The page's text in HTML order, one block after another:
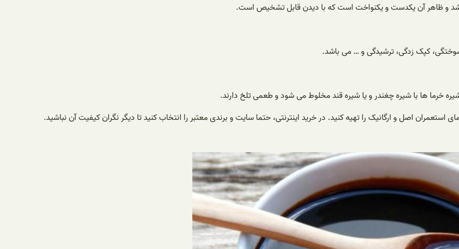
و ظاهر آن یکدست و یکنواخت است که با دیدن قابل تشخیص است.
سوختگی، کپک زدگی، ترشیدگی و … می باشد.
خرما ها با شیره چغندر و یا شیره قند مخلوط می شود و طعمی تلخ دارند.
استعمران اصل و ارگانیک را تهیه کنید. در خرید اینترنتی، حتما سایت و برندی معتبر را انتخاب کنید تا دیگر نگران کیفیت آن نباشید.